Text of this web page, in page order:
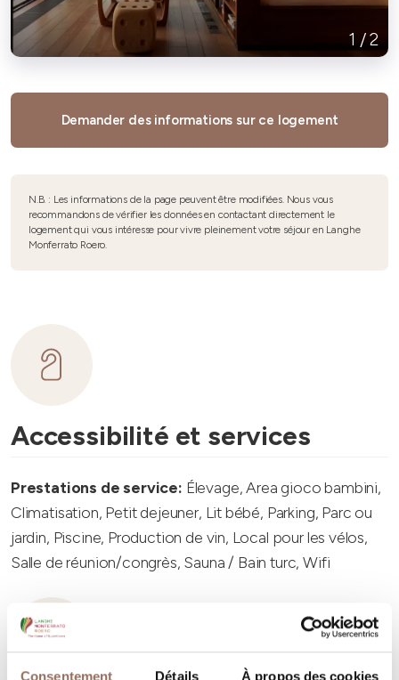
Consentement Détails À propos des cookies
1 /2
Demander des informations sur ce logement
N.B. : Les informations de la page peuvent être modifiées. Nous vous
recommandons de vérifier les données en contactant directement le
logement qui vous intéresse pour vivre pleinement votre séjour en Langhe
Monferrato Roero.
Accessibilité et services
Prestations de service: Élevage, Area gioco bambini,
Climatisation, Petit dejeuner, Lit bébé, Parking, Parc ou
jardin, Piscine, Production de vin, Local pour les vélos,
Salle de réunion/congrès, Sauna / Bain turc, Wifi